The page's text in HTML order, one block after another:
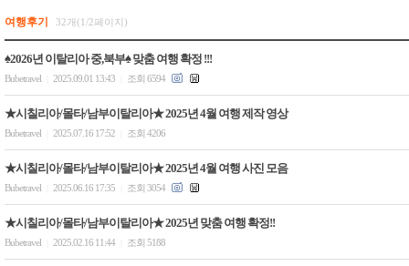
여행후기 32개(1/2페이지)
♠2026년 이탈리아 중,북부♠ 맞춤 여행 확정 !!!
Bubetravel 2025.09.01 13:43 조회 6594
★시칠리아/몰타/남부이탈리아★ 2025년 4월 여행 제작 영상
Bubetravel 2025.07.16 17:52 조회 4206
★시칠리아/몰타/남부이탈리아★ 2025년 4월 여행 사진 모음
Bubetravel 2025.06.16 17:35 조회 3054
★시칠리아/몰타/남부이탈리아★ 2025년 맞춤 여행 확정!!
Bubetravel 2025.02.16 11:44 조회 5188